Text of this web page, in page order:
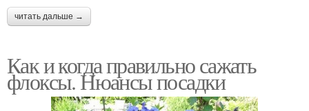
читать дальше →
Как и когда правильно сажать
флоксы. Нюансы посадки